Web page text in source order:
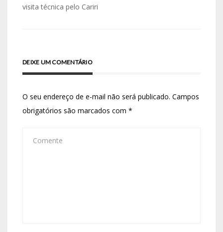
visita técnica pelo Cariri
DEIXE UM COMENTÁRIO
O seu endereço de e-mail não será publicado. Campos
obrigatórios são marcados com *